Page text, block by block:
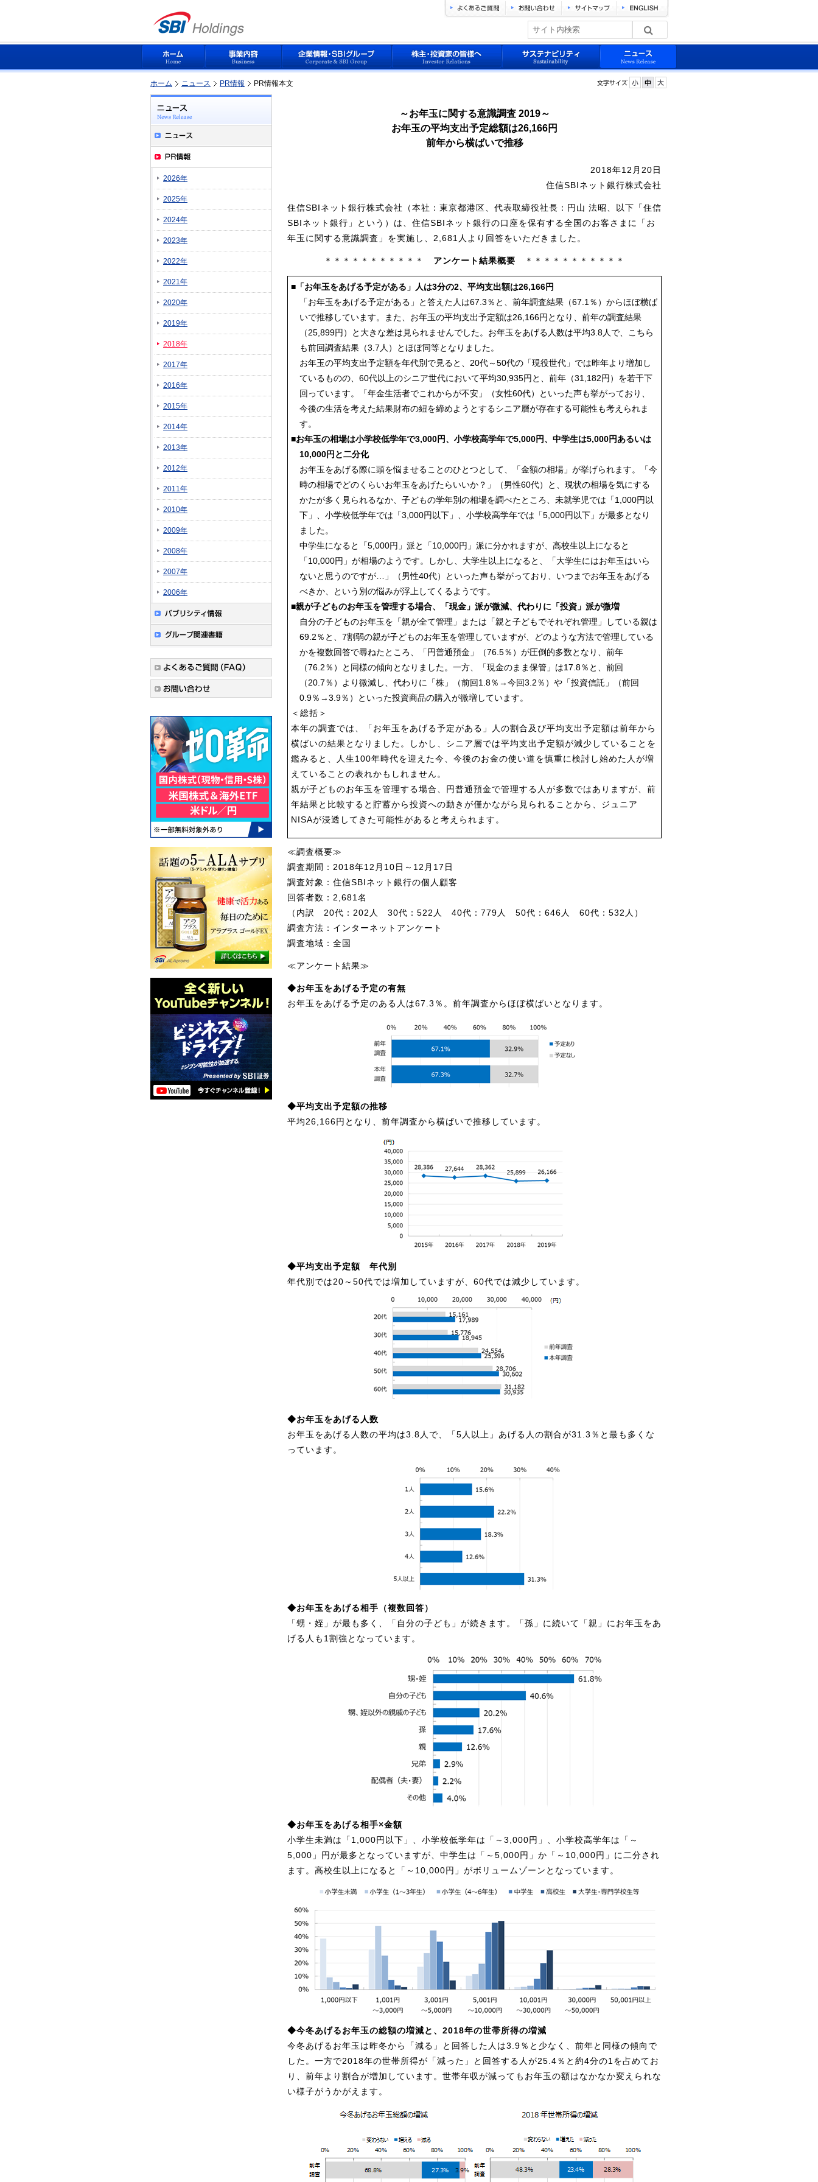
ホーム ニュース PR情報 PR情報本文
～お年玉に関する意識調査 2019～
お年玉の平均支出予定総額は26,166円
前年から横ばいで推移
2018年12月20日
住信SBIネット銀行株式会社
住信SBIネット銀行株式会社（本社：東京都港区、代表取締役社長：円山 法昭、以下「住信
SBIネット銀行」という）は、住信SBIネット銀行の口座を保有する全国のお客さまに「お
年玉に関する意識調査」を実施し、2,681人より回答をいただきました。
＊＊＊＊＊＊＊＊＊＊＊ アンケート結果概要 ＊＊＊＊＊＊＊＊＊＊＊
■「お年玉をあげる予定がある」人は3分の2、平均支出額は26,166円
「お年玉をあげる予定がある」と答えた人は67.3％と、前年調査結果（67.1％）からほぼ横ば
いで推移しています。また、お年玉の平均支出予定額は26,166円となり、前年の調査結果
（25,899円）と大きな差は見られませんでした。お年玉をあげる人数は平均3.8人で、こちら
も前回調査結果（3.7人）とほぼ同等となりました。
お年玉の平均支出予定額を年代別で見ると、20代～50代の「現役世代」では昨年より増加し
ているものの、60代以上のシニア世代において平均30,935円と、前年（31,182円）を若干下
回っています。「年金生活者でこれからが不安」（女性60代）といった声も挙がっており、
今後の生活を考えた結果財布の紐を締めようとするシニア層が存在する可能性も考えられま
す。
■お年玉の相場は小学校低学年で3,000円、小学校高学年で5,000円、中学生は5,000円あるいは
10,000円と二分化
お年玉をあげる際に頭を悩ませることのひとつとして、「金額の相場」が挙げられます。「今
時の相場でどのくらいお年玉をあげたらいいか？」（男性60代）と、現状の相場を気にする
かたが多く見られるなか、子どもの学年別の相場を調べたところ、未就学児では「1,000円以
下」、小学校低学年では「3,000円以下」、小学校高学年では「5,000円以下」が最多となり
ました。
中学生になると「5,000円」派と「10,000円」派に分かれますが、高校生以上になると
「10,000円」が相場のようです。しかし、大学生以上になると、「大学生にはお年玉はいら
ないと思うのですが…」（男性40代）といった声も挙がっており、いつまでお年玉をあげる
べきか、という別の悩みが浮上してくるようです。
■親が子どものお年玉を管理する場合、「現金」派が微減、代わりに「投資」派が微増
自分の子どものお年玉を「親が全て管理」または「親と子どもでそれぞれ管理」している親は
69.2％と、7割弱の親が子どものお年玉を管理していますが、どのような方法で管理している
かを複数回答で尋ねたところ、「円普通預金」（76.5％）が圧倒的多数となり、前年
（76.2％）と同様の傾向となりました。一方、「現金のまま保管」は17.8％と、前回
（20.7％）より微減し、代わりに「株」（前回1.8％→今回3.2％）や「投資信託」（前回
0.9％→3.9％）といった投資商品の購入が微増しています。
＜総括＞
本年の調査では、「お年玉をあげる予定がある」人の割合及び平均支出予定額は前年から
横ばいの結果となりました。しかし、シニア層では平均支出予定額が減少していることを
鑑みると、人生100年時代を迎えた今、今後のお金の使い道を慎重に検討し始めた人が増
えていることの表れかもしれません。
親が子どものお年玉を管理する場合、円普通預金で管理する人が多数ではありますが、前
年結果と比較すると貯蓄から投資への動きが僅かながら見られることから、ジュニア
NISAが浸透してきた可能性があると考えられます。
≪調査概要≫
調査期間：2018年12月10日～12月17日
調査対象：住信SBIネット銀行の個人顧客
回答者数：2,681名
（内訳 20代：202人 30代：522人 40代：779人 50代：646人 60代：532人）
調査方法：インターネットアンケート
調査地域：全国
≪アンケート結果≫
◆お年玉をあげる予定の有無
お年玉をあげる予定のある人は67.3％。前年調査からほぼ横ばいとなります。
◆平均支出予定額の推移
平均26,166円となり、前年調査から横ばいで推移しています。
◆平均支出予定額 年代別
年代別では20～50代では増加していますが、60代では減少しています。
◆お年玉をあげる人数
お年玉をあげる人数の平均は3.8人で、「5人以上」あげる人の割合が31.3％と最も多くな
っています。
◆お年玉をあげる相手（複数回答）
「甥・姪」が最も多く、「自分の子ども」が続きます。「孫」に続いて「親」にお年玉をあ
げる人も1割強となっています。
◆お年玉をあげる相手×金額
小学生未満は「1,000円以下」、小学校低学年は「～3,000円」、小学校高学年は「～
5,000」円が最多となっていますが、中学生は「～5,000円」か「～10,000円」に二分され
ます。高校生以上になると「～10,000円」がボリュームゾーンとなっています。
◆今冬あげるお年玉の総額の増減と、2018年の世帯所得の増減
今冬あげるお年玉は昨冬から「減る」と回答した人は3.9％と少なく、前年と同様の傾向で
した。一方で2018年の世帯所得が「減った」と回答する人が25.4％と約4分の1を占めてお
り、前年より割合が増加しています。世帯年収が減ってもお年玉の額はなかなか変えられな
い様子がうかがえます。
2026年
2025年
2024年
2023年
2022年
2021年
2020年
2019年
2018年
2017年
2016年
2015年
2014年
2013年
2012年
2011年
2010年
2009年
2008年
2007年
2006年